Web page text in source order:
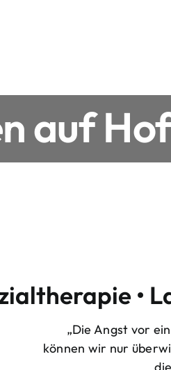
auf
•
„Die Angst vor
können wir nur